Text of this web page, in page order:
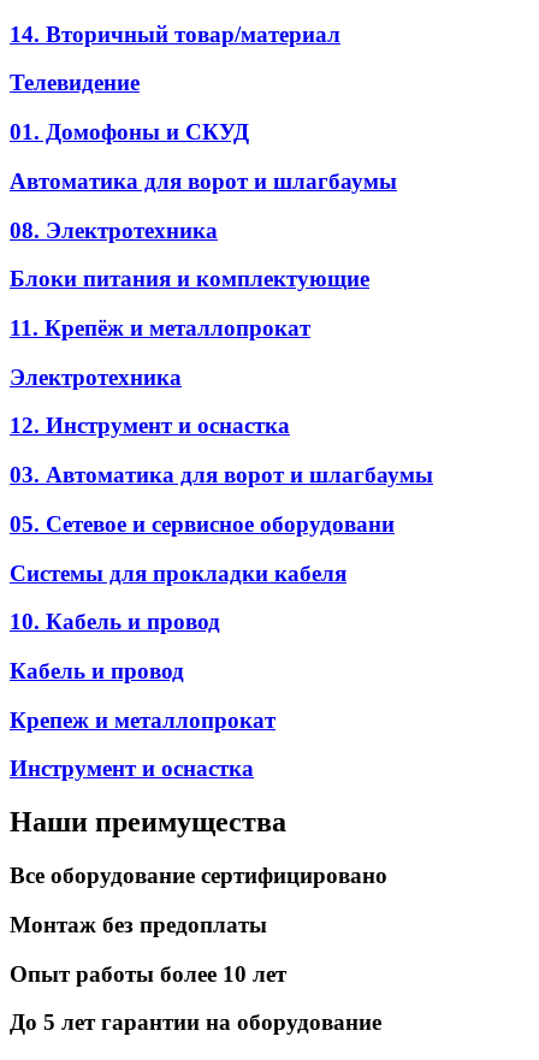
14. Вторичный товар/материал
Телевидение
01. Домофоны и СКУД
Автоматика для ворот и шлагбаумы
08. Электротехника
Блоки питания и комплектующие
11. Крепёж и металлопрокат
Электротехника
12. Инструмент и оснастка
03. Автоматика для ворот и шлагбаумы
05. Сетевое и сервисное оборудовани
Системы для прокладки кабеля
10. Кабель и провод
Кабель и провод
Крепеж и металлопрокат
Инструмент и оснастка
Наши преимущества
Все оборудование сертифицировано
Монтаж без предоплаты
Опыт работы более 10 лет
До 5 лет гарантии на оборудование